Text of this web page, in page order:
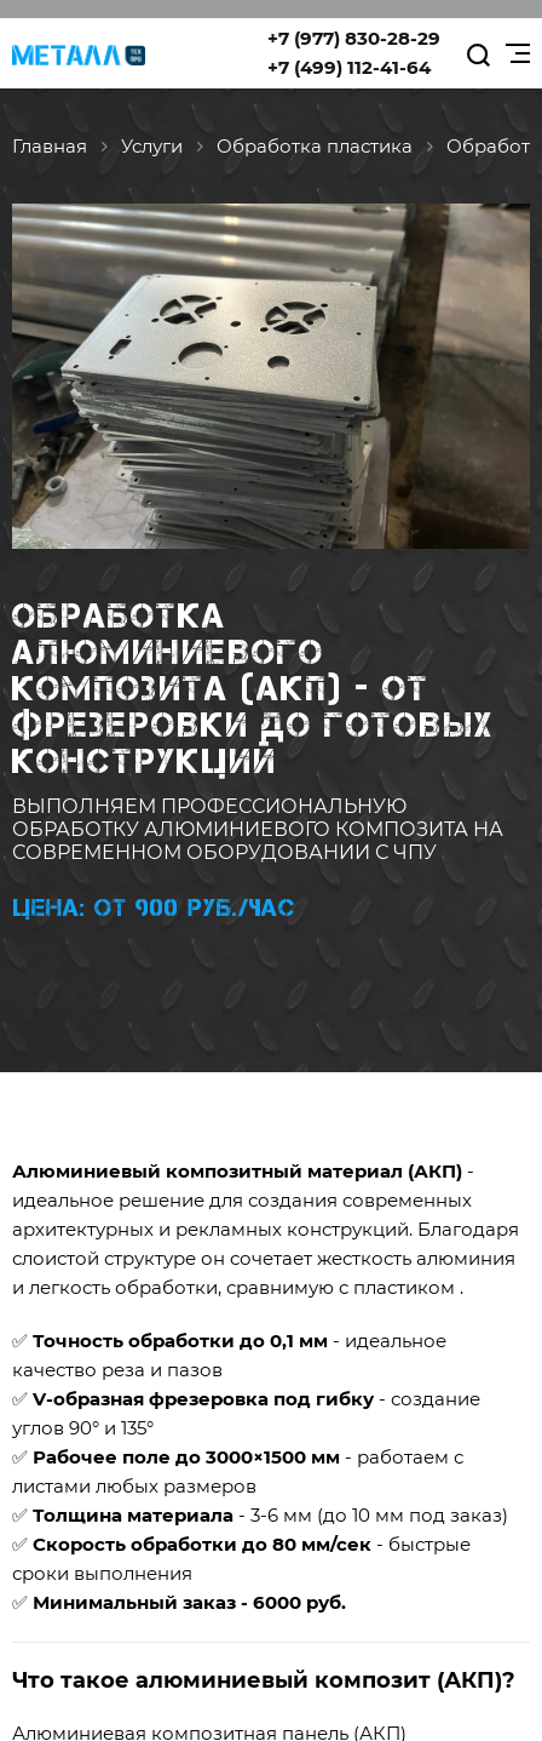
+7 (977) 830-28-29
+7 (499) 112-41-64
Главная Услуги Обработка пластика
ОБРАБОТКА
АЛЮМИНИЕВОГО
КОМПОЗИТА (АКП) - ОТ
ФРЕЗЕРОВКИ ДО ГОТОВЫХ
КОНСТРУКЦИЙ
ВЫПОЛНЯЕМ ПРОФЕССИОНАЛЬНУЮ
ОБРАБОТКУ АЛЮМИНИЕВОГО КОМПОЗИТА НА
СОВРЕМЕННОМ ОБОРУДОВАНИИ С ЧПУ
Цена: от 900 руб./час
Алюминиевый композитный материал (АКП) -
идеальное решение для создания современных
архитектурных и рекламных конструкций. Благодаря
слоистой структуре он сочетает жесткость алюминия
и легкость обработки, сравнимую с пластиком .
✅ Точность обработки до 0,1 мм - идеальное
качество реза и пазов
✅ V-образная фрезеровка под гибку - создание
углов 90° и 135°
✅ Рабочее поле до 3000×1500 мм - работаем с
листами любых размеров
✅ Толщина материала - 3-6 мм (до 10 мм под заказ)
✅ Скорость обработки до 80 мм/сек - быстрые
сроки выполнения
✅ Минимальный заказ - 6000 руб.
Что такое алюминиевый композит (АКП)?
Алюминиевая композитная панель (АКП)